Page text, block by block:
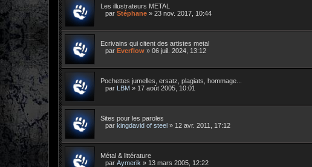
Les illustrateurs METAL
par Stéphane » 23 nov. 2017, 10:44
Ecrivains qui citent des artistes metal
par Everflow » 06 juil. 2024, 13:12
Pochettes jumelles, ersatz, plagiats, hommage...
par LBM » 17 août 2005, 10:01
Sites pour les paroles
par kingdavid of steel » 12 avr. 2011, 17:12
Métal & littérature
par Aymerik » 13 mars 2005, 12:22